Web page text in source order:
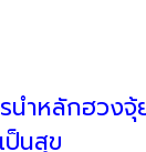
ำหลักฮวงจุ้
ป็นสุข